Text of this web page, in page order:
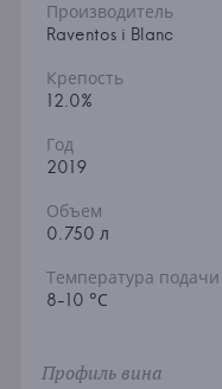
Производитель
Raventos i Blanc
Крепость
12.0%
Год
2019
Объем
0.750 л
Температура подачи
8-10 °С
Профиль вина